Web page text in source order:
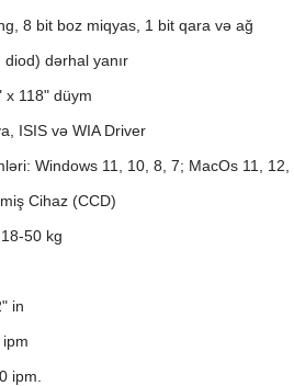
8 bit boz miqyas, 1 bit qara və ağ
diod) dərhal yanır
x 118" düym
ISIS və WIA Driver
Windows 11, 10, 8, 7; MacOs 11, 12,
Cihaz (CCD)
50 kg
in
ipm.